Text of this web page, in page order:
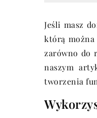
Jeśli masz
którą można
zarówno do
naszym
tworzenia